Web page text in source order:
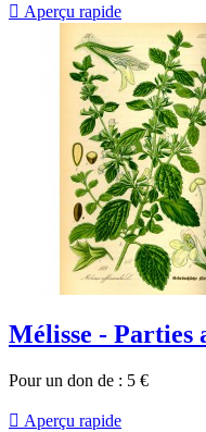
 Aperçu rapide
Mélisse - Parties
Pour un don de : 5 €
 Aperçu rapide